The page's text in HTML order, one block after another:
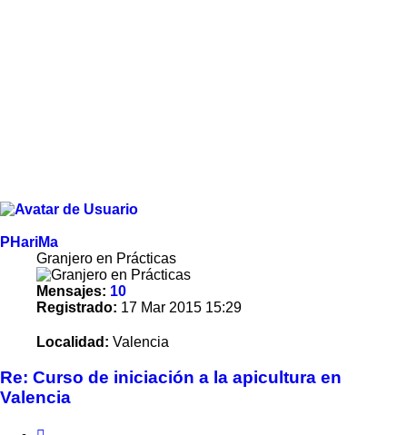
PHariMa
Granjero en Prácticas
Mensajes: 10
Registrado: 17 Mar 2015 15:29
Localidad: Valencia
Re: Curso de iniciación a la apicultura en
Valencia